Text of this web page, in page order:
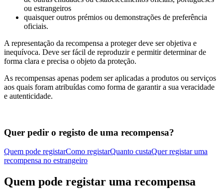
ou estrangeiros
quaisquer outros prémios ou demonstrações de preferência
oficiais.
A representação da recompensa a proteger deve ser objetiva e
inequívoca. Deve ser fácil de reproduzir e permitir determinar de
forma clara e precisa o objeto da proteção.
As recompensas apenas podem ser aplicadas a produtos ou serviços
aos quais foram atribuídas como forma de garantir a sua veracidade
e autenticidade.
Quer pedir o registo de uma recompensa?
Quem pode registarComo registarQuanto custaQuer registar uma
recompensa no estrangeiro
Quem pode registar uma recompensa